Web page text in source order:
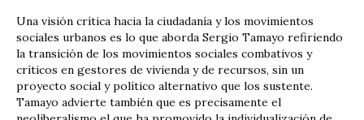
Una visión crítica hacia la ciudadanía y los movimientos
sociales urbanos es lo que aborda Sergio Tamayo refiriendo
la transición de los movimientos sociales combativos y
críticos en gestores de vivienda y de recursos, sin un
proyecto social y político alternativo que los sustente.
Tamayo advierte también que es precisamente el